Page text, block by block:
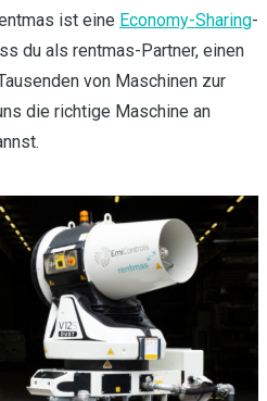
ist eine Economy-Sharing-
du als rentmas-Partner, einen
von Maschinen zur
die richtige Maschine an